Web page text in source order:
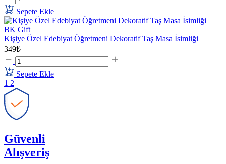
Sepete Ekle
BK Gift
Kişiye Özel Edebiyat Öğretmeni Dekoratif Taş Masa İsimliği
349₺
Sepete Ekle
1 2
Güvenli
Alışveriş